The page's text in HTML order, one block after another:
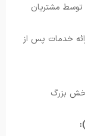
توسط مشتریان
خدمات پس از
بزرگ